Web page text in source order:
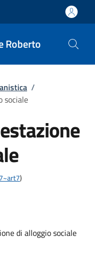
Roberto
/
sociale
)
di alloggio sociale